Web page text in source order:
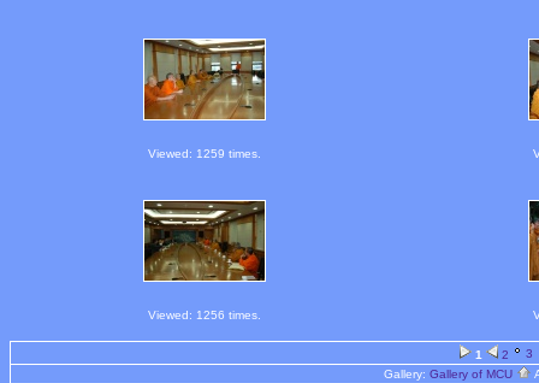
Viewed: 1259 times.
Viewed: 1256 times.
1 2
3
Gallery: Gallery of MCU